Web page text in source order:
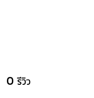
0 รีวิว